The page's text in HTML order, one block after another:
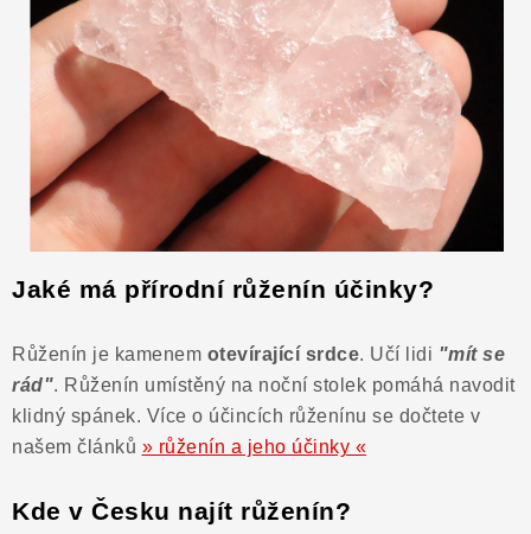
Jaké má přírodní růženín účinky?
Růženín je kamenem otevírající srdce. Učí lidi "mít se
rád". Růženín umístěný na noční stolek pomáhá navodit
klidný spánek. Více o účincích růženínu se dočtete v
našem článků » růženín a jeho účinky «
Kde v Česku najít růženín?